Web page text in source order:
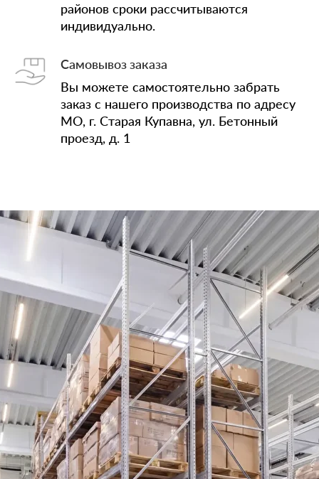
районов сроки рассчитываются
индивидуально.
Самовывоз заказа
Вы можете самостоятельно забрать
заказ с нашего производства по адресу
МО, г. Старая Купавна, ул. Бетонный
проезд, д. 1